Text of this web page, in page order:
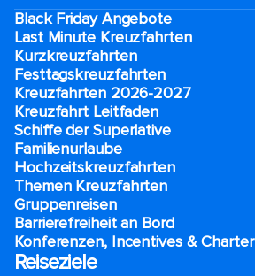
Black Friday Angebote
Last Minute Kreuzfahrten
Kurzkreuzfahrten​
Festtagskreuzfahrten​
Kreuzfahrten 2026-2027
Kreuzfahrt Leitfaden
Schiffe der Superlative
Familienurlaube​
Hochzeitskreuzfahrten
Themen Kreuzfahrten
Gruppenreisen
Barrierefreiheit an Bord​
Konferenzen, Incentives & Charter
Reiseziele